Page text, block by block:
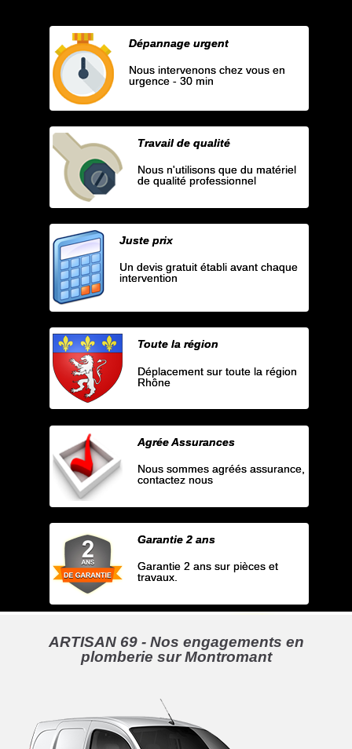
Dépannage urgent
Nous intervenons chez vous en
urgence - 30 min
Travail de qualité
Nous n'utilisons que du matériel
de qualité professionnel
Juste prix
Un devis gratuit établi avant chaque
intervention
Toute la région
Déplacement sur toute la région
Rhône
Agrée Assurances
Nous sommes agréés assurance,
contactez nous
Garantie 2 ans
Garantie 2 ans sur pièces et
travaux.
ARTISAN 69 - Nos engagements en
plomberie sur Montromant